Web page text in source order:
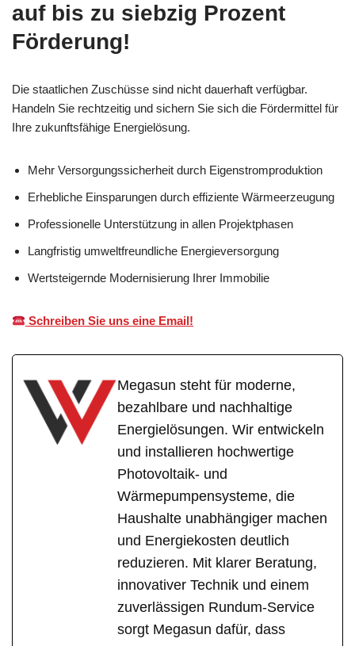
auf bis zu siebzig Prozent
Förderung!
Die staatlichen Zuschüsse sind nicht dauerhaft verfügbar.
Handeln Sie rechtzeitig und sichern Sie sich die Fördermittel für
Ihre zukunftsfähige Energielösung.
Mehr Versorgungssicherheit durch Eigenstromproduktion
Erhebliche Einsparungen durch effiziente Wärmeerzeugung
Professionelle Unterstützung in allen Projektphasen
Langfristig umweltfreundliche Energieversorgung
Wertsteigernde Modernisierung Ihrer Immobilie
Schreiben Sie uns eine Email!
Megasun steht für moderne,
bezahlbare und nachhaltige
Energielösungen. Wir entwickeln
und installieren hochwertige
Photovoltaik- und
Wärmepumpensysteme, die
Haushalte unabhängiger machen
und Energiekosten deutlich
reduzieren. Mit klarer Beratung,
innovativer Technik und einem
zuverlässigen Rundum-Service
sorgt Megasun dafür, dass